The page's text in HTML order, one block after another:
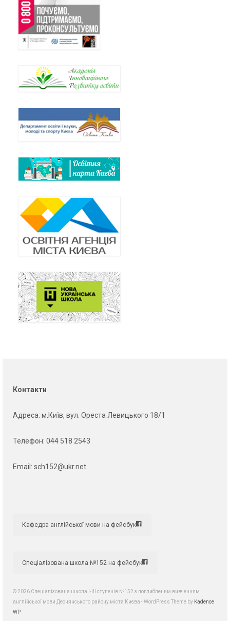
Контакти
Адреса: м.Київ, вул. Ореста Левицького 18/1
Телефон: 044 518 2543
Email: sch152@ukr.net
Кафедра англійської мови на фейсбук
Спеціалізована школа №152 на фейсбук
© 2026 Спеціалізована школа І-ІІІ ступенів №152 з поглибленим вивченням
англійської мови Деснянського району міста Києва - WordPress Theme by Kadence
WP